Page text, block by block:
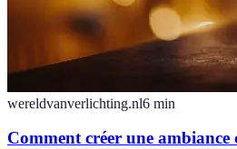
wereldvanverlichting.nl6 min
Comment créer une ambiance